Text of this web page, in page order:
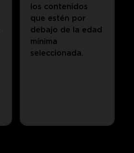
los contenidos
que estén por
debajo de la edad
mínima
seleccionada.